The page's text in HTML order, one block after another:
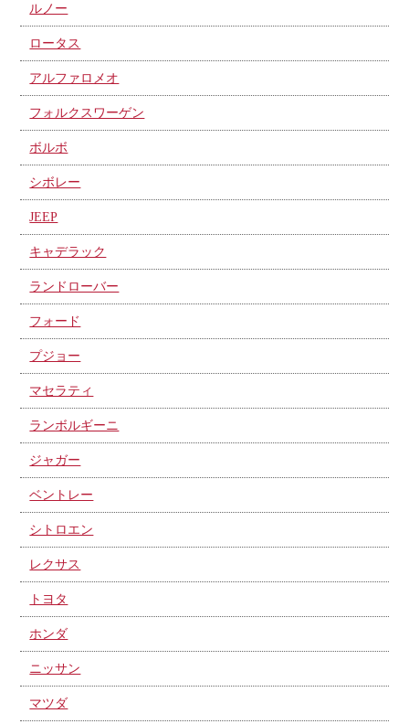
ルノー
ロータス
アルファロメオ
フォルクスワーゲン
ボルボ
シボレー
JEEP
キャデラック
ランドローバー
フォード
プジョー
マセラティ
ランボルギーニ
ジャガー
ベントレー
シトロエン
レクサス
トヨタ
ホンダ
ニッサン
マツダ